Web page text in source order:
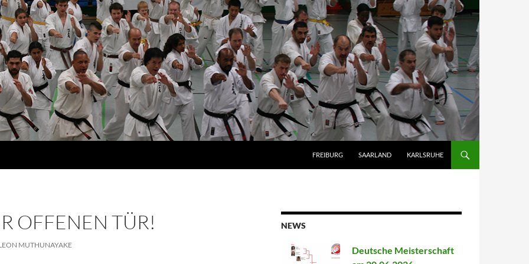
FREIBURG SAARLAND KARLSRUHE
OFFENEN TÜR!
MUTHUNAYAKE
NEWS
Deutsche Meisterschaft